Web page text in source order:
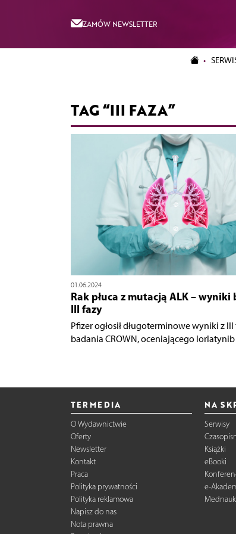
ZAMÓW NEWSLETTER
TAG “III FAZA”
01.06.2024
Rak płuca z mutacją ALK – wyniki
III fazy
Pfizer ogłosił długoterminowe wyniki z III
badania CROWN, oceniającego lorlatynib
TERMEDIA
O Wydawnictwie
Oferty
Newsletter
Kontakt
Praca
Polityka prywatności
Polityka reklamowa
Napisz do nas
Nota prawna
NA
Serwisy
Książki
eBooki
e-